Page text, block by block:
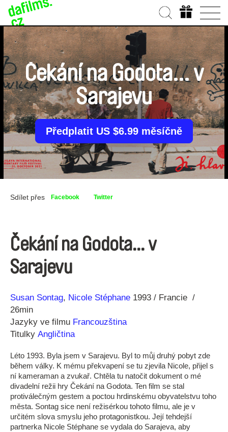
Čekání na Godota... v
Sarajevu
Předplatit US $6.99 měsíčně
Sdílet přes Facebook Twitter
Čekání na Godota... v
Sarajevu
Režie
Susan Sontag Nicole Stéphane
Rok 1993
Francie
26min
Jazyky ve filmu Francouzština
Titulky Angličtina
Léto 1993. Byla jsem v Sarajevu. Byl to můj druhý pobyt zde
během války. K mému překvapení se tu zjevila Nicole, přijel s
ní kameraman a zvukař. Chtěla tu natočit dokument o mé
divadelní režii hry Čekání na Godota. Ten film se stal
protiválečným gestem a poctou hrdinskému obyvatelstvu toho
města. Sontag sice není režisérkou tohoto filmu, ale je v
určitém slova smyslu jeho protagonistkou. Její tehdejší
partnerka Nicole Stéphane se vydala do Sarajeva, aby